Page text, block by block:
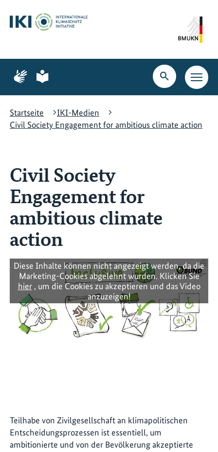
Hauptinhalt
springen
Suche
springen
Hauptnavigation
springen
Zur
Seite
Gebärdensprache
Zur
Seite
leichte
Suche
öffnen
Startseite
IKI-Medien
Civil Society Engagement for ambitious climate action
Civil Society
Engagement for
ambitious climate
action
Diese Inhalte können nicht angezeigt werden, da die
Marketing-Cookies abgelehnt wurden. Klicken Sie
hier, um die Cookies zu akzeptieren und das Video
anzuzeigen!
Teilhabe von Zivilgesellschaft an klimapolitischen
Entscheidungsprozessen ist essentiell, um
ambitionierte und von der Bevölkerung akzeptierte